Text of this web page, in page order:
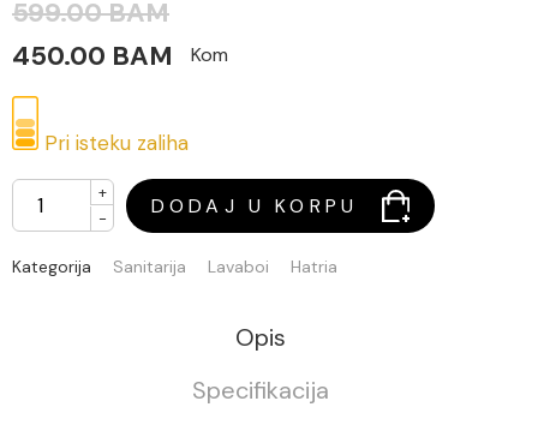
599.00 BAM
450.00 BAM
Kom
Pri isteku zaliha
+
-
DODAJ U KORPU
Kategorija Sanitarija Lavaboi Hatria
Opis
Specifikacija